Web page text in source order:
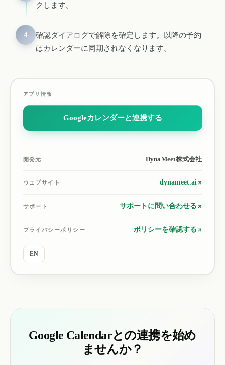
クします。
4
確認ダイアログで解除を確定します。以降の予約
はカレンダーに同期されなくなります。
アプリ情報
Googleカレンダーと連携する
開発元 DynaMeet株式会社
ウェブサイト dynameet.ai
サポート サポートに問い合わせる
プライバシーポリシー ポリシーを確認する
EN
Google Calendarとの連携を始め
ませんか？